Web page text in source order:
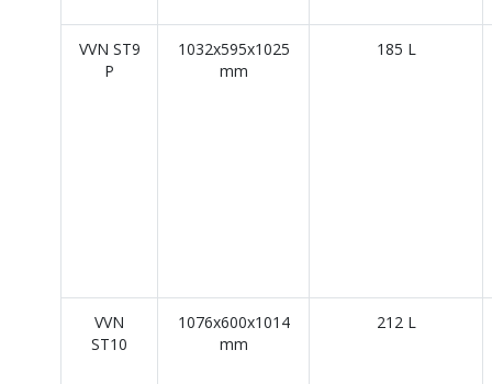
VVN ST9
P
1032x595x1025
mm
185 L
VVN
ST10
1076x600x1014
mm
212 L